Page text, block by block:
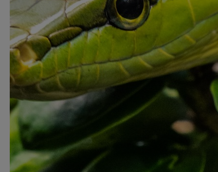
Haal in 8 dagdelen het verplichte
Vakbekwaamheidsbewijs Houder van Herpeten
Werk je met reptielen en/of amfibieën?
Wil jij een vakbekwaamheidsbewijs halen?
De kosten voor deze cursus bedragen € 695,00
BTW vrij